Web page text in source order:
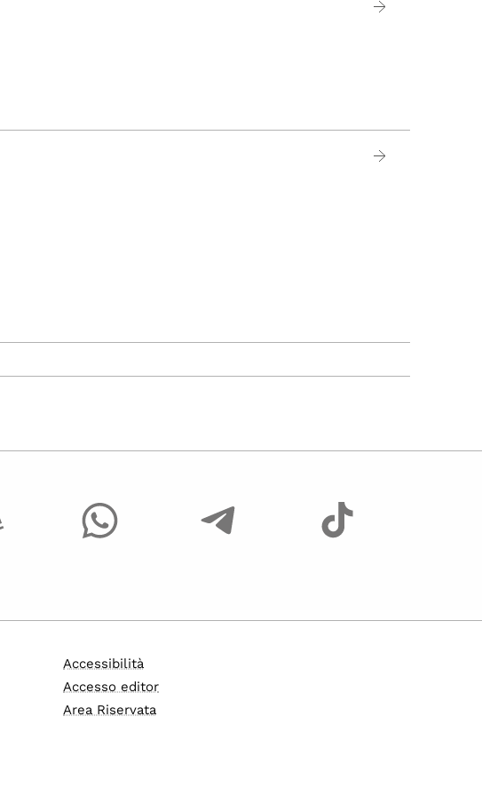
Accessibilità
Accesso editor
Area Riservata